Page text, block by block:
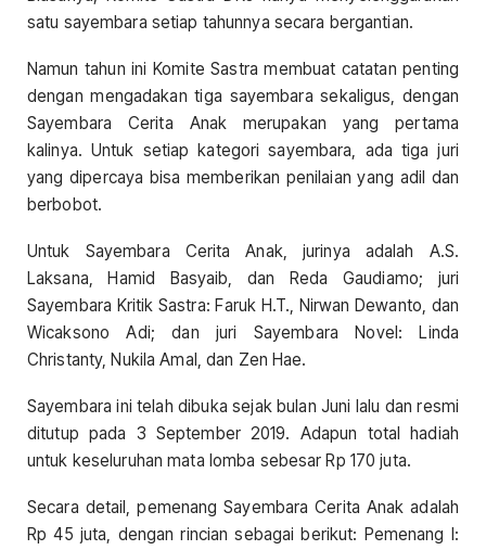
satu sayembara setiap tahunnya secara bergantian.
Namun tahun ini Komite Sastra membuat catatan penting
dengan mengadakan tiga sayembara sekaligus, dengan
Sayembara Cerita Anak merupakan yang pertama
kalinya. Untuk setiap kategori sayembara, ada tiga juri
yang dipercaya bisa memberikan penilaian yang adil dan
berbobot.
Untuk Sayembara Cerita Anak, jurinya adalah A.S.
Laksana, Hamid Basyaib, dan Reda Gaudiamo; juri
Sayembara Kritik Sastra: Faruk H.T., Nirwan Dewanto, dan
Wicaksono Adi; dan juri Sayembara Novel: Linda
Christanty, Nukila Amal, dan Zen Hae.
Sayembara ini telah dibuka sejak bulan Juni lalu dan resmi
ditutup pada 3 September 2019. Adapun total hadiah
untuk keseluruhan mata lomba sebesar Rp 170 juta.
Secara detail, pemenang Sayembara Cerita Anak adalah
Rp 45 juta, dengan rincian sebagai berikut: Pemenang I: